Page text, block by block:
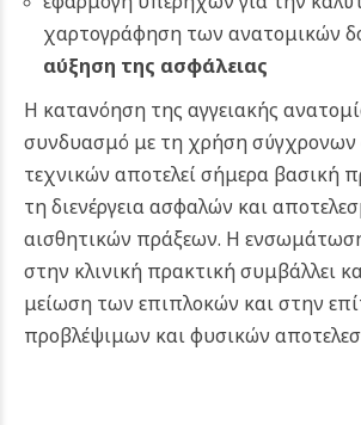
χαρτογράφηση των ανατομικών
αύξηση της ασφάλειας
Η κατανόηση της αγγειακής
συνδυασμό με τη χρήση σύγχρονων
τεχνικών αποτελεί σήμερα βασική
τη διενέργεια ασφαλών και
αισθητικών πράξεων. Η
στην κλινική πρακτική συμβάλλει
μείωση των επιπλοκών και στην
προβλέψιμων και φυσικών